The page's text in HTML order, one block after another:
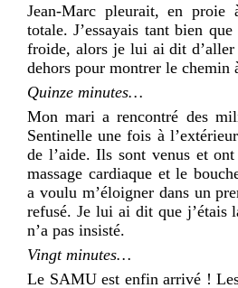
Jean-Marc pleurait, en
totale. J’essayais tant bien
froide, alors je lui ai dit d’aller
dehors pour montrer le chemin
Quinze minutes…
Mon mari a rencontré des
Sentinelle une fois à
de l’aide. Ils sont venus et
massage cardiaque et le
a voulu m’éloigner dans un
refusé. Je lui ai dit que j’étais
n’a pas insisté.
Vingt minutes…
Le SAMU est enfin arrivé !